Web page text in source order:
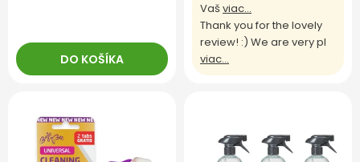
DO KOŠÍKA
Vaš viac...
Thank you for the lovely
review! :) We are very pl
viac...